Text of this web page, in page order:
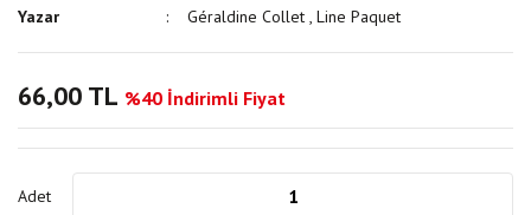
Yazar
Géraldine Collet,Line Paquet
66,00 TL %40 İndirimli Fiyat
Adet